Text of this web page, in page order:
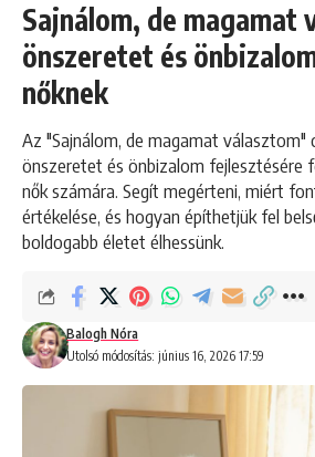
Sajnálom, de magamat
önszeretet és
nőknek
Az "Sajnálom, de magamat választom"
önszeretet és önbizalom fejlesztésére
nők számára. Segít megérteni, miért
értékelése, és hogyan építhetjük fel
boldogabb életet élhessünk.
Utolsó módosítás: június 16, 2026 17:59
Balogh Nóra